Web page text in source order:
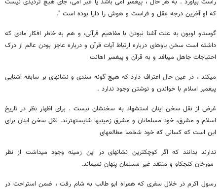
راست بیاورد . به هر حال ، پیغمبر امی باشد یا غیر امی، جای هیچ تردیدی نیست
که او آخرین درجه عقل و فراست و هوش را دارا بوده است ".
گوستاو لوبون به علت آشنا نبودن با مفاهیم قرآنی، و هم به خاطر افکار مادی که
داشته است سخن یاوه‏ای درباره ارتباط آیات قرآن و درباره عاجز بودن عالم از درک
احتیاجات جاهل می‏بافد و به قرآن و پیغمبر اهانت‏
می‏کند ، در عین حال اعتراف دارد که هیچ گونه سندی و نشانه‏ای بر سابقه آشنایی
پیغمبر اسلام با خواندن و نوشتن وجود ندارد .
غرض از نقل سخن اینان استشهاد به سخنشان نیست . برای اظهار نظر در تاریخ
اسلام و مشرق، خود مسلمانان و مشرق زمینیها شایسته‏ترند. نقل سخن اینان برای
این است که کسانی که خود شخصا مطالعه‏ای‏
ندارند بدانند که اگر کوچکترین نشانه‏ای در این زمینه وجود می‏داشت از نظر
مورخان کنجکاو و منتقد غیر مسلمان پنهان نمی‏ماند.
رسول اکرم در خلال سفری که همراه ابو طالب به شام رفت ، ضمن استراحت‏ در